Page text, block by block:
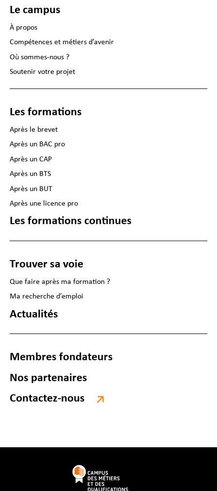
Le campus
À propos
Compétences et métiers d’avenir
Où sommes-nous ?
Soutenir votre projet
Les formations
Après le brevet
Après un BAC pro
Après un CAP
Après un BTS
Après un BUT
Après une licence pro
Les formations continues
Trouver sa voie
Que faire après ma formation ?
Ma recherche d’emploi
Actualités
Membres fondateurs
Nos partenaires
Contactez-nous